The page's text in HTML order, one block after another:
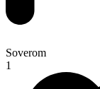
Soverom
1